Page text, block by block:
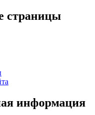
страницы
информация